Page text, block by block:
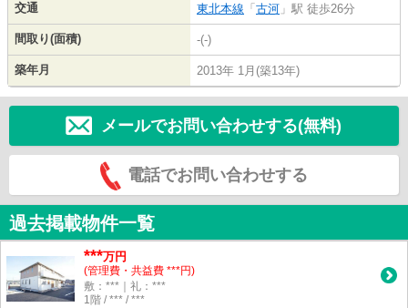
交通 東北本線 「 古河 」駅 徒歩26分
間取り(面積) -(-)
築年月 2013年 1月(築13年)
メールでお問い合わせする(無料)
電話でお問い合わせする
過去掲載物件一覧
***万円
(管理費・共益費 ***円)
敷：***｜礼：***
1階 / *** / ***